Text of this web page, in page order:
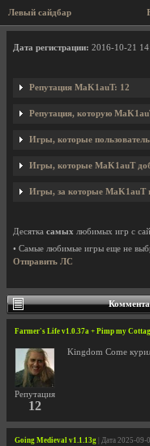
Левый сайдбар
Дата регистрации: 2016-10-21
Репутация MaK1auT: 12
Репутация, которую
Игры, которые
Игры, которые MaK1auT
Игры, за которые MaK1auT
Десятка самых любимых игр с
• Самые любимые игры еще не
Отправить ЛС
Farmer's Life v1.0.37a + Pimp my
Репутация
12
Kingdom Come
Going Medieval v1.1.13g | Дата 2025-